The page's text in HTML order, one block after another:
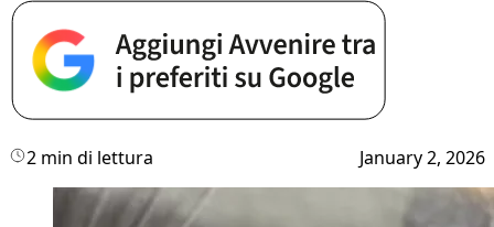
2 min di lettura January 2, 2026